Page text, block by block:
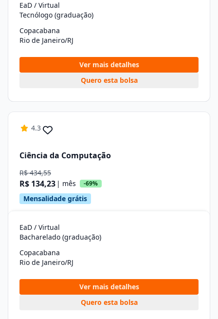
EaD / Virtual
Tecnólogo (graduação)
Copacabana
Rio de Janeiro/RJ
Ver mais detalhes
Quero esta bolsa
4.3
Ciência da Computação
R$ 434,55
R$ 134,23 | mês -69%
Mensalidade grátis
EaD / Virtual
Bacharelado (graduação)
Copacabana
Rio de Janeiro/RJ
Ver mais detalhes
Quero esta bolsa